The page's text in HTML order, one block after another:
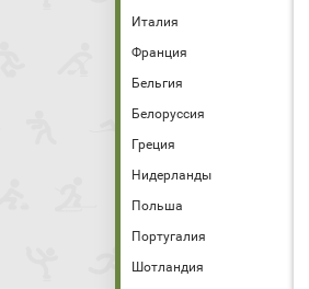
Италия
Франция
Бельгия
Белоруссия
Греция
Нидерланды
Польша
Португалия
Шотландия